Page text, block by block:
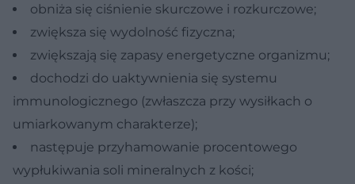
obniża się ciśnienie skurczowe i rozkurczowe;
zwiększa się wydolność fizyczna;
zwiększają się zapasy energetyczne organizmu;
dochodzi do uaktywnienia się systemu
immunologicznego (zwłaszcza przy wysiłkach o
umiarkowanym charakterze);
następuje przyhamowanie procentowego
wypłukiwania soli mineralnych z kości;